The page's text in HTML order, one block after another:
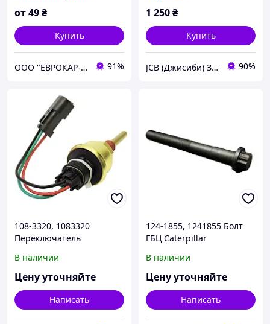
от49₴
Купить
ООО "ЕВРОКАР-7" 91%
1 250₴
Купить
JCB (Джисиби) Запчасти - Сервис - Ремонт спецтехники 90%
108-3320, 1083320
Переключатель
В наличии
Цену уточняйте
Написать
124-1855, 1241855 Болт
ГБЦ Caterpillar
В наличии
Цену уточняйте
Написать